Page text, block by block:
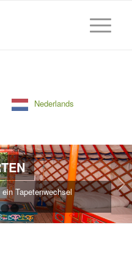
Nederlands
Weiter
1 2 3 4 5